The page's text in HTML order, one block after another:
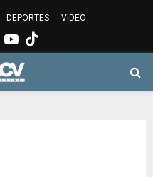
DEPORTES VIDEO
Youtube